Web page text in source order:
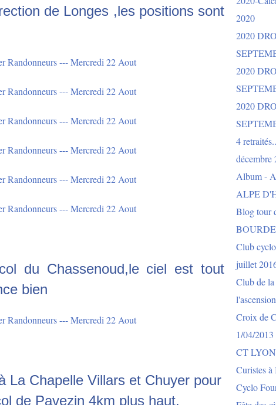
de Longes ,les positions sont
du Chassenoud,le ciel est tout
bien
La Chapelle Villars et Chuyer pour
de Pavezin 4km plus haut.
2020
2020
2020
2020
4
décembre
Album -
ALPE
Blog tour
Club
juillet
Club de
Croix de
1/04/2013
CT
Curistes
Cyclo